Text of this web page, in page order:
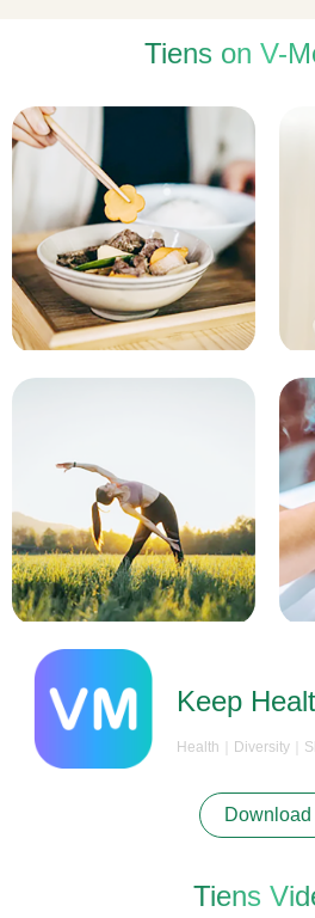
Tiens on V-
Keep
Health｜Diversity｜
Download
Tiens